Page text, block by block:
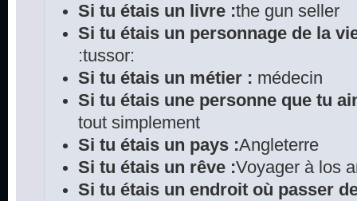
Si tu étais un livre :the gun seller
Si tu étais un personnage de la
:tussor:
Si tu étais un métier : médecin
Si tu étais une personne que tu
tout simplement
Si tu étais un pays :Angleterre
Si tu étais un rêve :Voyager à los
Si tu étais un endroit où passer